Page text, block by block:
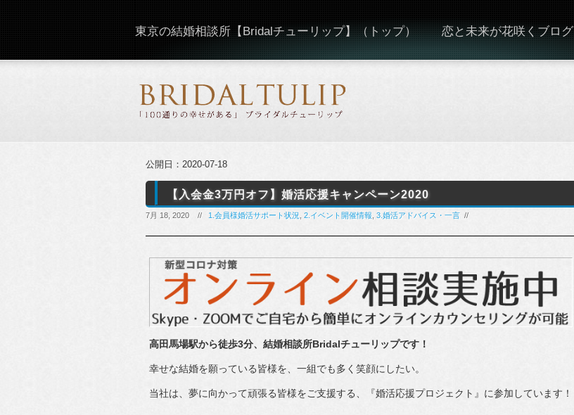
東京の結婚相談所【Bridalチューリップ】（トップ） 恋と未来が花咲くブログ
公開日： 2020-07-18
【入会金3万円オフ】婚活応援キャンペーン2020
7月 18, 2020 // 1.会員様婚活サポート状況 2.イベント開催情報 3.婚活アドバイス・一言 //
高田馬場駅から徒歩3分、結婚相談所Bridalチューリップです！
幸せな結婚を願っている皆様を、一組でも多く笑顔にしたい。
当社は、夢に向かって頑張る皆様をご支援する、『婚活応援プロジェクト』に参加しています！